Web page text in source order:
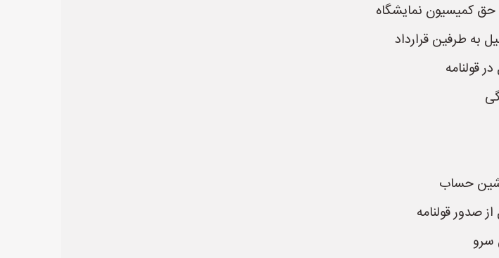
حق کمیسیون نمایشگاه
به طرفین قرارداد
قولنامه
حساب
صدور قولنامه
سرو